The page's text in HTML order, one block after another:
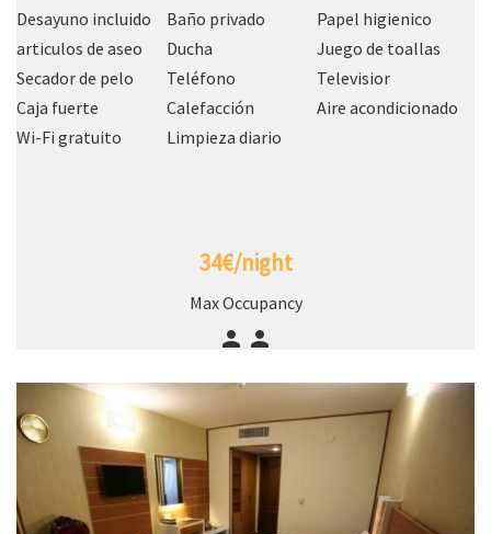
Desayuno incluido Baño privado
Papel higienico
articulos de aseo
Ducha
Juego de toallas
Secador de pelo
Teléfono
Televisior
Caja fuerte
Calefacción
Aire acondicionado
Wi-Fi gratuito
Limpieza diario
34€/night
Max Occupancy